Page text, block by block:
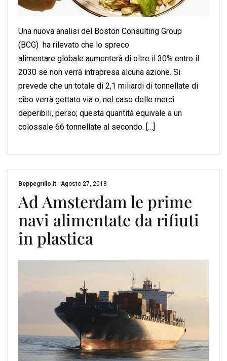
Una nuova analisi del Boston Consulting Group
(BCG) ha rilevato che lo spreco
alimentare globale aumenterà di oltre il 30% entro il
2030 se non verrà intrapresa alcuna azione. Si
prevede che un totale di 2,1 miliardi di tonnellate di
cibo verrà gettato via o, nel caso delle merci
deperibili, perso; questa quantità equivale a un
colossale 66 tonnellate al secondo. […]
Beppegrillo.it - Agosto 27, 2018
Ad Amsterdam le prime
navi alimentate da rifiuti
in plastica